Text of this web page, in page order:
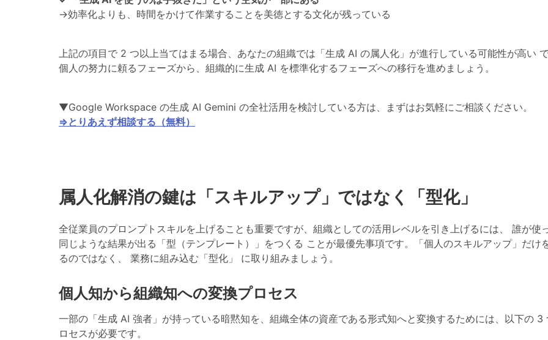
→効率化よりも、時間をかけて作業することを美徳とする文化が残っている
上記の項目で 2 つ以上当てはまる場合、あなたの組織では「生成 AI の属人化」が進行している可能性が高い
個人の努力に頼るフェーズから、組織的に生成 AI を標準化するフェーズへの移行を進めましょう。
▼Google Workspace の生成 AI Gemini の全社活用を検討している方は、まずはお気軽にご相談ください。
⇒とりあえず相談する（無料）
属人化解消の鍵は「スキルアップ」ではなく「型化」
全従業員のプロンプトスキルを上げることも重要ですが、組織としての活用レベルを引き上げるには、 誰が使
同じような結果が出る「型（テンプレート）」をつくる ことが最優先事項です。「個人のスキルアップ」だけ
るのではなく、 業務に組み込む「型化」 に取り組みましょう。
個人知から組織知への変換プロセス
一部の「生成 AI 強者」が持っている暗黙知を、組織全体の資産である形式知へと変換するためには、以下の 3
ロセスが必要です。